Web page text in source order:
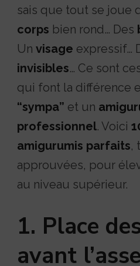
sais que tout se joue
corps bien rond… Des
Un visage expressif…
invisibles… Ce sont
qui font la différence
“sympa” et un
professionnel. Voici
amigurumis parfaits,
approuvées, pour
au niveau supérieur.
1. Place
avant